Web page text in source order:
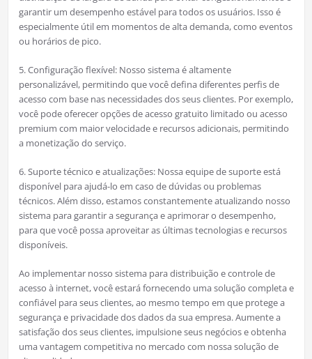
garantir um desempenho estável para todos os usuários. Isso é
especialmente útil em momentos de alta demanda, como eventos
ou horários de pico.
5. Configuração flexível: Nosso sistema é altamente
personalizável, permitindo que você defina diferentes perfis de
acesso com base nas necessidades dos seus clientes. Por exemplo,
você pode oferecer opções de acesso gratuito limitado ou acesso
premium com maior velocidade e recursos adicionais, permitindo
a monetização do serviço.
6. Suporte técnico e atualizações: Nossa equipe de suporte está
disponível para ajudá-lo em caso de dúvidas ou problemas
técnicos. Além disso, estamos constantemente atualizando nosso
sistema para garantir a segurança e aprimorar o desempenho,
para que você possa aproveitar as últimas tecnologias e recursos
disponíveis.
Ao implementar nosso sistema para distribuição e controle de
acesso à internet, você estará fornecendo uma solução completa e
confiável para seus clientes, ao mesmo tempo em que protege a
segurança e privacidade dos dados da sua empresa. Aumente a
satisfação dos seus clientes, impulsione seus negócios e obtenha
uma vantagem competitiva no mercado com nossa solução de